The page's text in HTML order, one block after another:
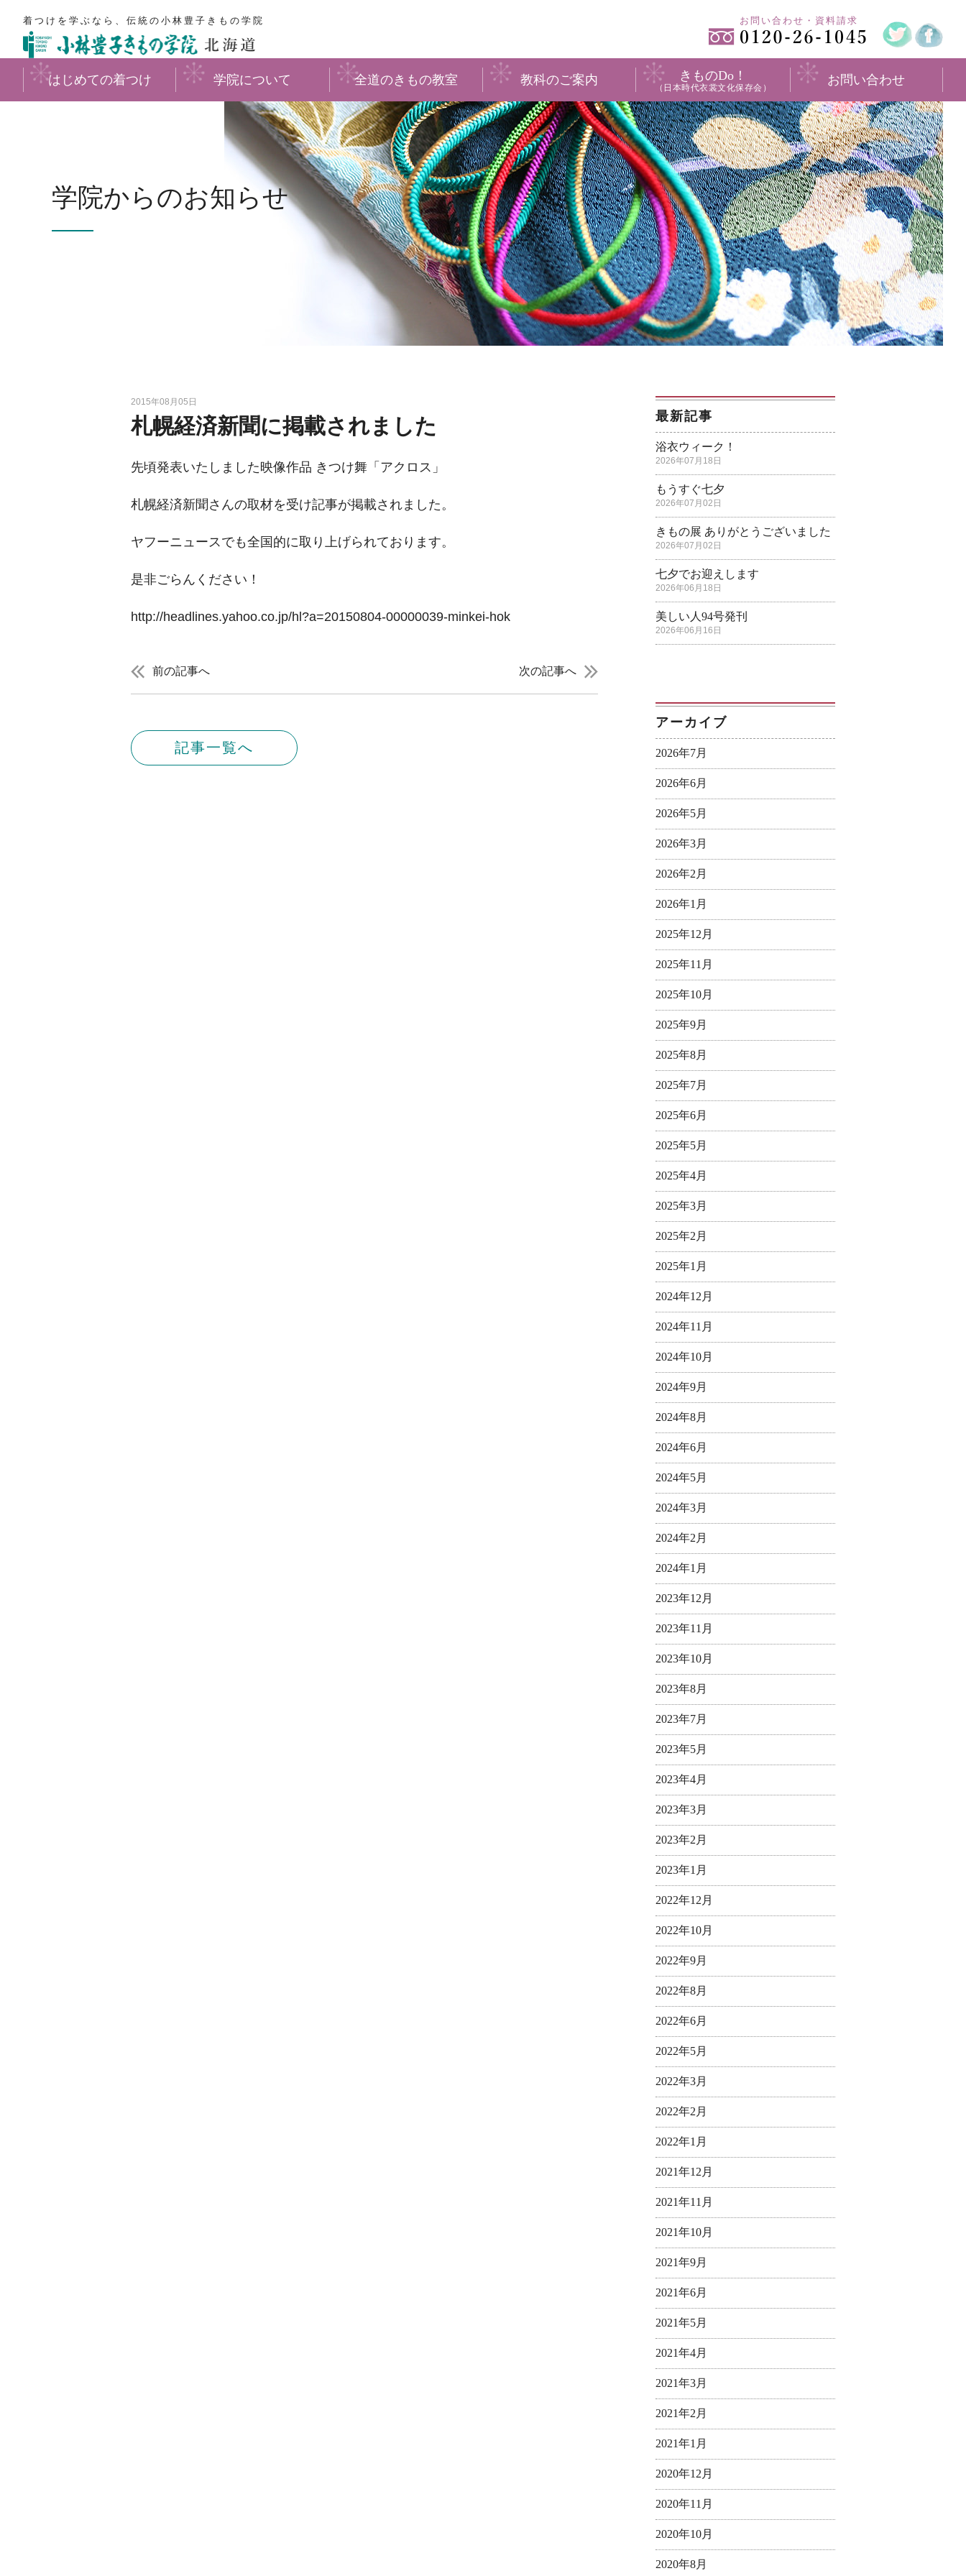
着つけを学ぶなら、伝統の小林豊子きもの学院 お問い合わせ・資料請求
はじめての着つけ 学院について 全道のきもの教室 教科のご案内 きものDo！
（日本時代衣裳文化保存会）
お問い合わせ
学院からのお知らせ
2015年08月05日
札幌経済新聞に掲載されました
先頃発表いたしました映像作品 きつけ舞「アクロス」
札幌経済新聞さんの取材を受け記事が掲載されました。
ヤフーニュースでも全国的に取り上げられております。
是非ごらんください！
http://headlines.yahoo.co.jp/hl?a=20150804-00000039-minkei-hok
前の記事へ 次の記事へ
記事一覧へ
最新記事
浴衣ウィーク！
2026年07月18日
もうすぐ七夕
2026年07月02日
きもの展 ありがとうございました
2026年07月02日
七夕でお迎えします
2026年06月18日
美しい人94号発刊
2026年06月16日
アーカイブ
2026年7月
2026年6月
2026年5月
2026年3月
2026年2月
2026年1月
2025年12月
2025年11月
2025年10月
2025年9月
2025年8月
2025年7月
2025年6月
2025年5月
2025年4月
2025年3月
2025年2月
2025年1月
2024年12月
2024年11月
2024年10月
2024年9月
2024年8月
2024年6月
2024年5月
2024年3月
2024年2月
2024年1月
2023年12月
2023年11月
2023年10月
2023年8月
2023年7月
2023年5月
2023年4月
2023年3月
2023年2月
2023年1月
2022年12月
2022年10月
2022年9月
2022年8月
2022年6月
2022年5月
2022年3月
2022年2月
2022年1月
2021年12月
2021年11月
2021年10月
2021年9月
2021年6月
2021年5月
2021年4月
2021年3月
2021年2月
2021年1月
2020年12月
2020年11月
2020年10月
2020年8月